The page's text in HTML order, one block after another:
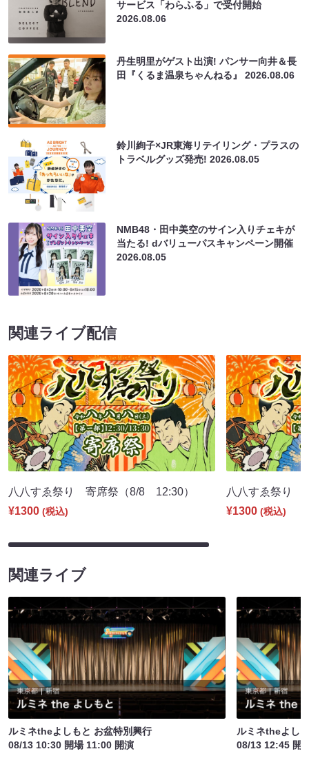
サービス「わらふる」で受付開始
2026.08.06
丹生明里がゲスト出演! パンサー向井＆長
田『くるま温泉ちゃんねる』2026.08.06
鈴川絢子×JR東海リテイリング・プラスの
トラベルグッズ発売!2026.08.05
NMB48・田中美空のサイン入りチェキが
当たる! dバリューパスキャンペーン開催
2026.08.05
関連ライブ配信
八八すゑ祭り 寄席祭（8/8 12:30）
¥1300 (税込)
八八すゑ祭り
¥1300 (税込)
関連ライブ
ルミネtheよしもと お盆特別興行
08/13 10:30 開場 11:00 開演
ルミネtheよし
08/13 12:45 開